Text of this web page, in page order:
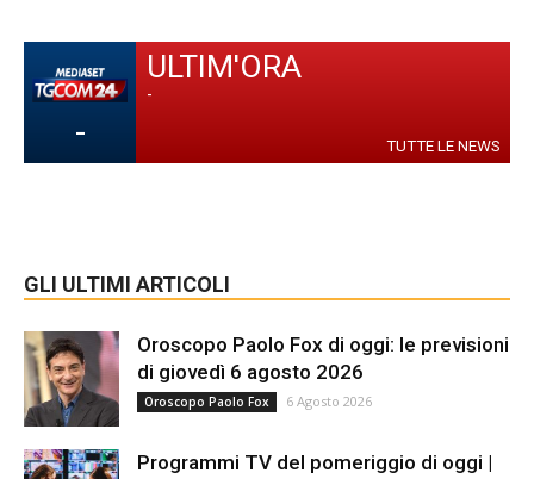
-
ULTIM'ORA
-
TUTTE LE NEWS
GLI ULTIMI ARTICOLI
Oroscopo Paolo Fox di oggi: le previsioni
di giovedì 6 agosto 2026
Oroscopo Paolo Fox 6 Agosto 2026
Programmi TV del pomeriggio di oggi |